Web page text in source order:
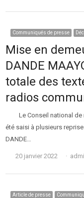
Communiqués de presse
Mise en
DANDE
totale des
radios
Le Conseil national de
été saisi à plusieurs
DANDE…
20 janvier 2022
Article de presse